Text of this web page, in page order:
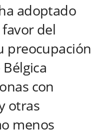
adoptado
del
preocupación
con
otras
menos